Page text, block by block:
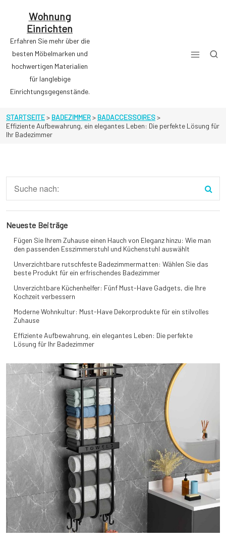
Wohnung
Einrichten
Erfahren Sie mehr über die
besten Möbelmarken und
hochwertigen Materialien
für langlebige
Einrichtungsgegenstände.
STARTSEITE> BADEZIMMER> BADACCESSOIRES>
Effiziente Aufbewahrung, ein elegantes Leben: Die perfekte Lösung für
Ihr Badezimmer
Neueste Beiträge
Fügen Sie Ihrem Zuhause einen Hauch von Eleganz hinzu: Wie man
den passenden Esszimmerstuhl und Küchenstuhl auswählt
Unverzichtbare rutschfeste Badezimmermatten: Wählen Sie das
beste Produkt für ein erfrischendes Badezimmer
Unverzichtbare Küchenhelfer: Fünf Must-Have Gadgets, die Ihre
Kochzeit verbessern
Moderne Wohnkultur: Must-Have Dekorprodukte für ein stilvolles
Zuhause
Effiziente Aufbewahrung, ein elegantes Leben: Die perfekte
Lösung für Ihr Badezimmer